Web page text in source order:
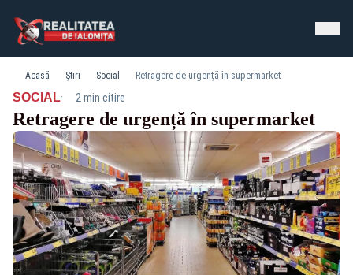
Acasă Știri Social Retragere de urgență în supermarket
SOCIAL· 2 min citire
Retragere de urgență în supermarket